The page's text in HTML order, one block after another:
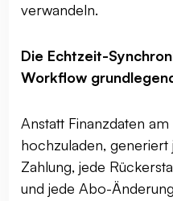
verwandeln.
Die Echtzeit-
Workflow
Anstatt Finanzdaten
hochzuladen, generiert
Zahlung, jede
und jede Abo-